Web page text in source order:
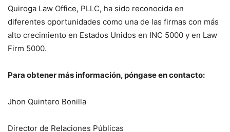
Quiroga Law Office, PLLC, ha sido reconocida en
diferentes oportunidades como una de las firmas con más
alto crecimiento en Estados Unidos en INC 5000 y en Law
Firm 5000.
Para obtener más información, póngase en contacto:
Jhon Quintero Bonilla
Director de Relaciones Públicas